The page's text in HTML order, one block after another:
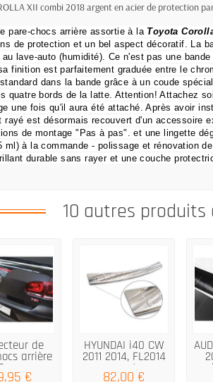
XII combi 2018 argent en acier de protection
pare-chocs arrière assortie à la Toyota
de protection et un bel aspect décoratif. La
lave-auto (humidité). Ce n'est pas une
finition est parfaitement graduée entre le
dans la bande grâce à un coude
quatre bords de la latte. Attention!Attachez
une fois qu'il aura été attaché.Après avoir
rayé est désormais recouvert d'un accessoire
de montage "Pas à pas".et une lingette
ml) à la commande - polissage et rénovation
durable sans rayer et une couche
10 autres
de
arrière
pour...
€
HYUNDAI i40 CW
2011 2014, FL2014
argent...
82,00 €